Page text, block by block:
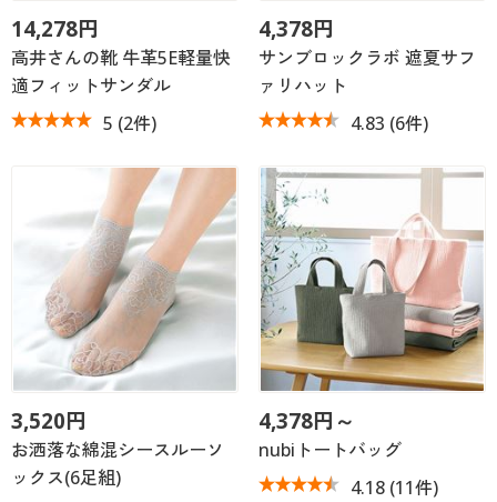
14,278円
高井さんの靴 牛革5E軽量快
適フィットサンダル
5 (2件)
4,378円
サンブロックラボ 遮夏サフ
ァリハット
4.83 (6件)
3,520円
お洒落な綿混シースルーソ
ックス(6足組)
4,378円～
nubiトートバッグ
4.18(11件)